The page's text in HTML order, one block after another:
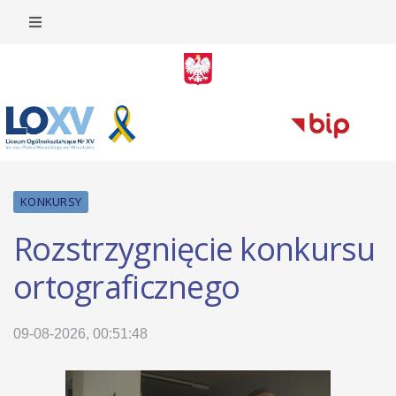
KONKURSY
Rozstrzygnięcie konkursu
ortograficznego
09-08-2026, 00:51:48